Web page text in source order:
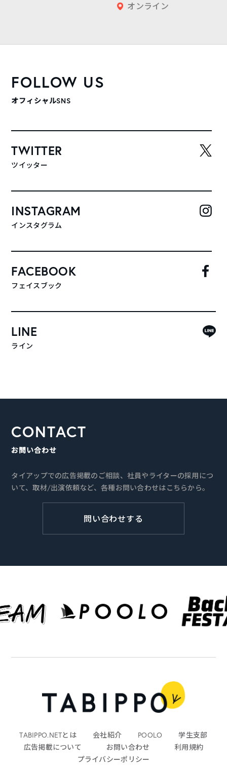
オンライン
FOLLOW US
オフィシャルSNS
TWITTER
ツイッター
INSTAGRAM
インスタグラム
FACEBOOK
フェイスブック
LINE
ライン
CONTACT
お問い合わせ
タイアップでの広告掲載のご相談、社員やライターの採用につ
いて、取材/出演依頼など、各種お問い合わせはこちらから。
問い合わせする
TABIPPO.NETとは 会社紹介 POOLO
学生支部
広告掲載について
お問い合わせ
利用規約
プライバシーポリシー